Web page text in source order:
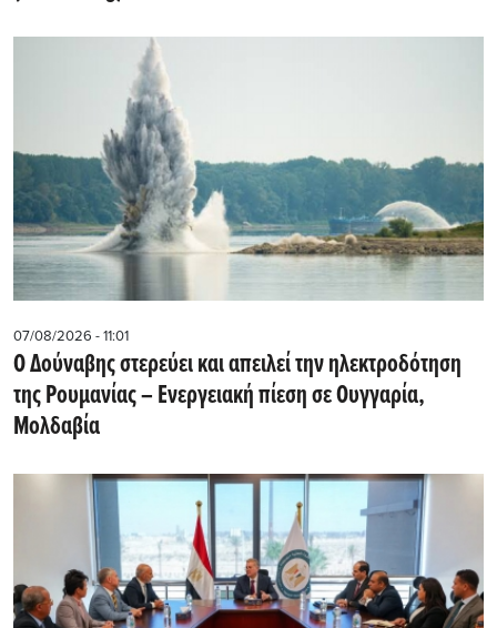
07/08/2026 - 11:01
Ο Δούναβης στερεύει και απειλεί την ηλεκτροδότηση
της Ρουμανίας – Ενεργειακή πίεση σε Ουγγαρία,
Μολδαβία